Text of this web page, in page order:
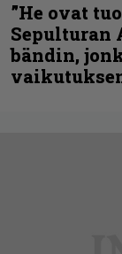
”He ovat
Sepulturan
bändin,